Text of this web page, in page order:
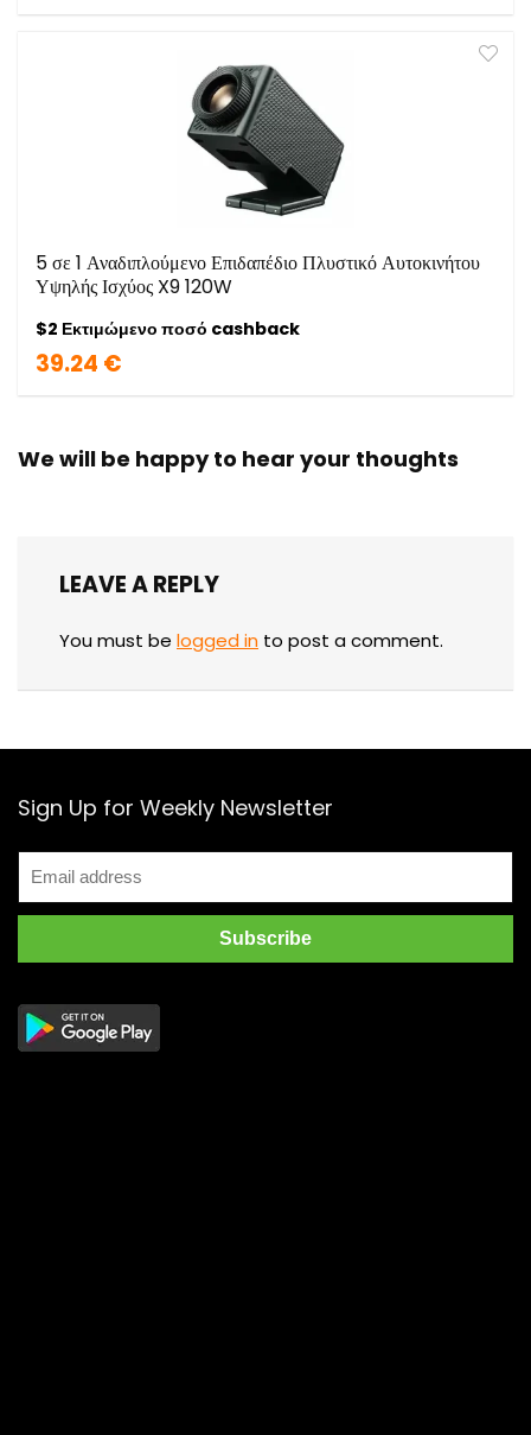
5 σε 1 Αναδιπλούμενο Επιδαπέδιο Πλυστικό Αυτοκινήτου
Υψηλής Ισχύος X9 120W
$2 Εκτιμώμενο ποσό cashback
39.24 €
We will be happy to hear your thoughts
LEAVE A REPLY
You must be logged in to post a comment.
Sign Up for Weekly Newsletter